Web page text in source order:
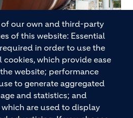
of our own and third-party
of this website: Essential
in order to use the
which provide ease
website; performance
to generate aggregated
and statistics; and
are used to display